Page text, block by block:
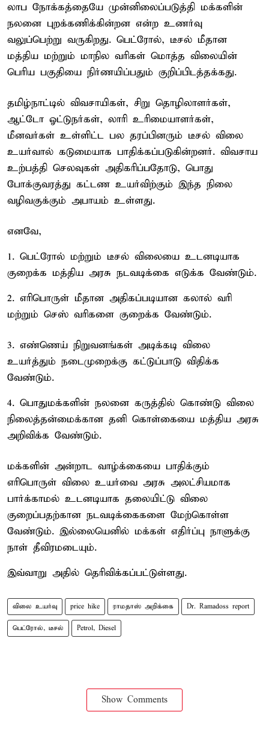
லாப நோக்கத்தையே முன்னிலைப்படுத்தி மக்களின்
நலனை புறக்கணிக்கின்றன என்ற உணர்வு
வலுப்பெற்று வருகிறது. பெட்ரோல், டீசல் மீதான
மத்திய மற்றும் மாநில வரிகள் மொத்த விலையின்
பெரிய பகுதியை நிர்ணயிப்பதும் குறிப்பிடத்தக்கது.
தமிழ்நாட்டில் விவசாயிகள், சிறு தொழிலாளர்கள்,
ஆட்டோ ஓட்டுநர்கள், லாரி உரிமையாளர்கள்,
மீனவர்கள் உள்ளிட்ட பல தரப்பினரும் டீசல் விலை
உயர்வால் கடுமையாக பாதிக்கப்படுகின்றனர். விவசாய
உற்பத்தி செலவுகள் அதிகரிப்பதோடு, பொது
போக்குவரத்து கட்டண உயர்விற்கும் இந்த நிலை
வழிவகுக்கும் அபாயம் உள்ளது.
எனவே,
1. பெட்ரோல் மற்றும் டீசல் விலையை உடனடியாக
குறைக்க மத்திய அரசு நடவடிக்கை எடுக்க வேண்டும்.
2. எரிபொருள் மீதான அதிகப்படியான கலால் வரி
மற்றும் செஸ் வரிகளை குறைக்க வேண்டும்.
3. எண்ணெய் நிறுவனங்கள் அடிக்கடி விலை
உயர்த்தும் நடைமுறைக்கு கட்டுப்பாடு விதிக்க
வேண்டும்.
4. பொதுமக்களின் நலனை கருத்தில் கொண்டு விலை
நிலைத்தன்மைக்கான தனி கொள்கையை மத்திய அரசு
அறிவிக்க வேண்டும்.
மக்களின் அன்றாட வாழ்க்கையை பாதிக்கும்
எரிபொருள் விலை உயர்வை அரசு அலட்சியமாக
பார்க்காமல் உடனடியாக தலையிட்டு விலை
குறைப்பதற்கான நடவடிக்கைகளை மேற்கொள்ள
வேண்டும். இல்லையெனில் மக்கள் எதிர்ப்பு நாளுக்கு
நாள் தீவிரமடையும்.
இவ்வாறு அதில் தெரிவிக்கப்பட்டுள்ளது.
விலை உயர்வு price hike ராமதாஸ் அறிக்கை Dr. Ramadoss report
பெட்ரோல், டீசல் Petrol, Diesel
Show Comments